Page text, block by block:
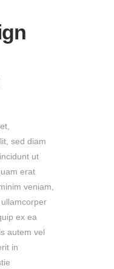
sed diam
ut
erat
veniam,
ex ea
autem vel
in